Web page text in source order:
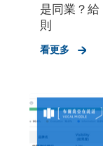
是同業？給
則
看更多